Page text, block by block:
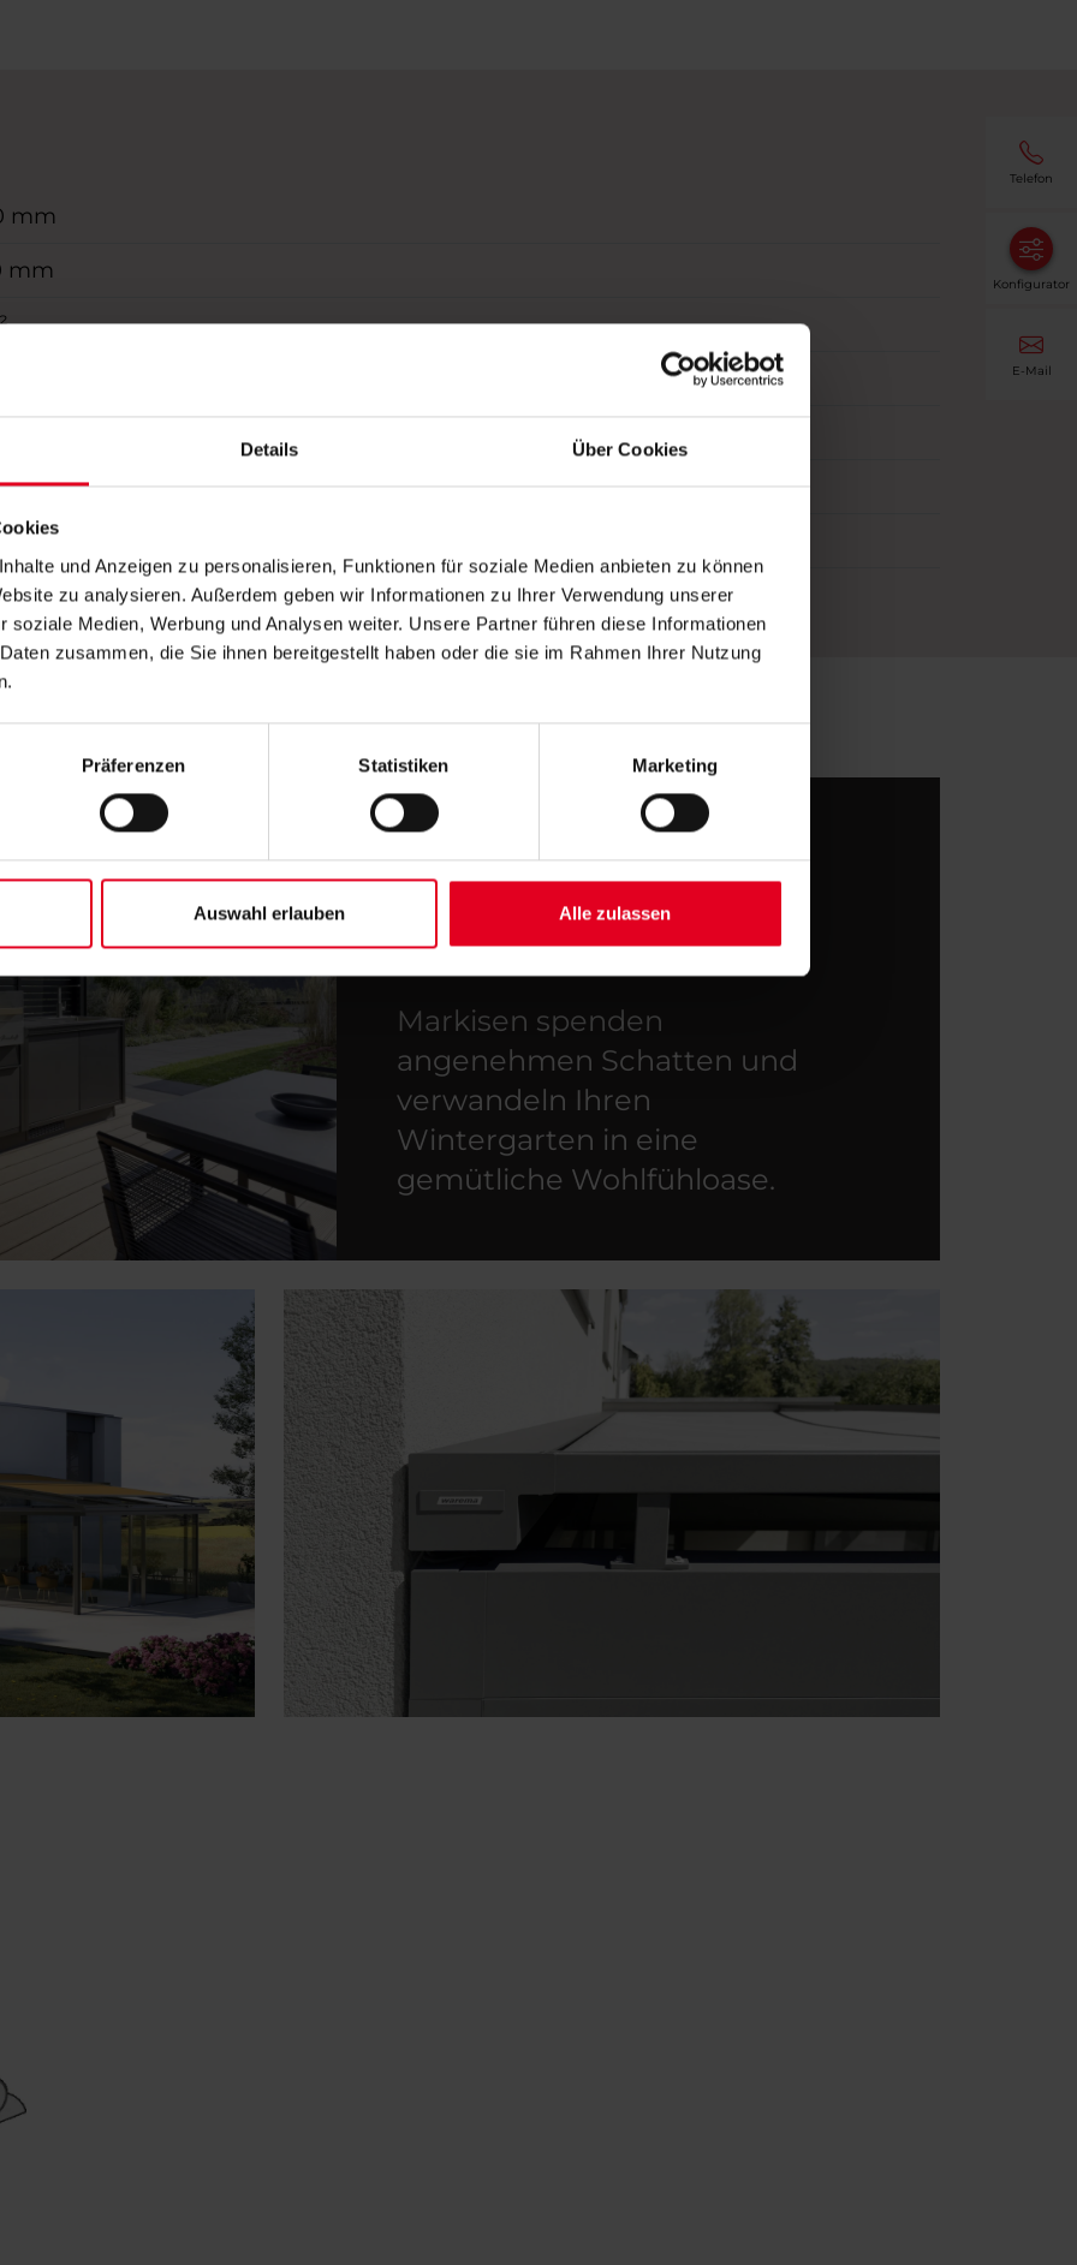
Details Über Cookies
und Anzeigen zu personalisieren, Funktionen für soziale Medien anbieten zu können
zu analysieren. Außerdem geben wir Informationen zu Ihrer Verwendung unserer
soziale Medien, Werbung und Analysen weiter. Unsere Partner führen diese Informationen
zusammen, die Sie ihnen bereitgestellt haben oder die sie im Rahmen Ihrer Nutzung
Präferenzen Statistiken Marketing
Auswahl erlauben Alle zulassen
mm
mm
Standard, Soltis 92, Starlight Blue, Twilight Pearl
mit unterschiedlichen Abständen
Markisen spenden
angenehmen Schatten und
verwandeln Ihren
Wintergarten in eine
gemütliche Wohlfühloase.
Telefon
Konfigurator
E-Mail